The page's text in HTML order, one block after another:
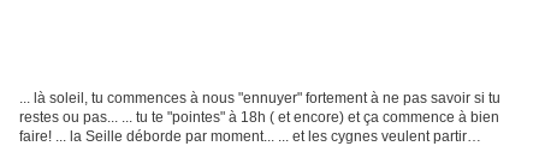
... là soleil, tu commences à nous "ennuyer" fortement à ne pas savoir si tu
restes ou pas... ... tu te "pointes" à 18h ( et encore) et ça commence à bien
faire! ... la Seille déborde par moment... ... et les cygnes veulent partir